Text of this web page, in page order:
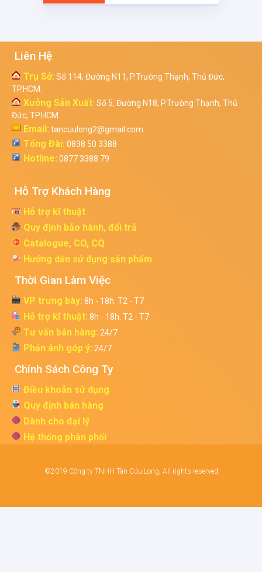
Liên Hệ
Trụ Sở: Số 114, Đường N11, P.Trường Thạnh, Thủ Đức,
TP.HCM.
Xưởng Sản Xuất: Số 5, Đường N18, P.Trường Thạnh, Thủ
Đức, TP.HCM.
Email: tancuulong2@gmail.com
Tổng Đài: 0838 50 3388
Hotline: 0877 3388 79
Hỗ Trợ Khách Hàng
Hỗ trợ kĩ thuật
Quy định bảo hành, đổi trả
Catalogue, CO, CQ
Hướng dẫn sử dụng sản phẩm
Thời Gian Làm Việc
VP trưng bày: 8h - 18h. T2 - T7
Hỗ trợ kĩ thuật: 8h - 18h. T2 - T7
Tư vấn bán hàng: 24/7
Phản ánh góp ý: 24/7
Chính Sách Công Ty
Điều khoản sử dụng
Quy định bán hàng
Dành cho đại lý
Hệ thống phân phối
©2019 Công ty TNHH Tân Cửu Long, All rights reserved